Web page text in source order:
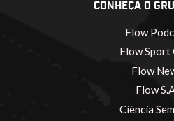
CONHEÇA O
Flow
Flow Sport
Flow
Flow
Ciência